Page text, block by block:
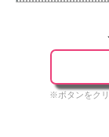
※ボタンをク